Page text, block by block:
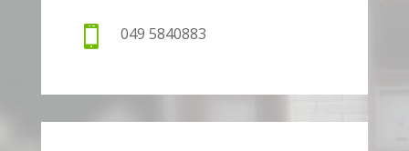
 049 5840883